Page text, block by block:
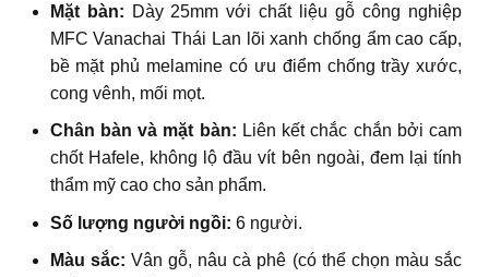
Mặt bàn: Dày 25mm vớichất liệu gỗ công nghiệp
MFC Vanachai Thái Lan lõi xanh chống ẩm cao cấp,
bề mặt phủ melamine có ưu điểm chống trầy xước,
cong vênh, mối mọt.
Chân bàn và mặt bàn: Liên kết chắc chắn bởi cam
chốt Hafele, không lộ đầu vít bên ngoài, đem lại tính
thẩm mỹ cao cho sản phẩm.
Số lượng người ngồi: 6người.
Màu sắc: Vân gỗ, nâu cà phê (có thể chọn màu sắc